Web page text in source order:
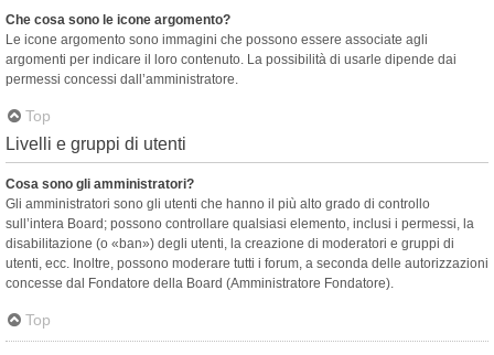
Che cosa sono le icone argomento?
Le icone argomento sono immagini che possono essere associate agli
argomenti per indicare il loro contenuto. La possibilità di usarle dipende dai
permessi concessi dall’amministratore.
Top
Livelli e gruppi di utenti
Cosa sono gli amministratori?
Gli amministratori sono gli utenti che hanno il più alto grado di controllo
sull’intera Board; possono controllare qualsiasi elemento, inclusi i permessi, la
disabilitazione (o «ban») degli utenti, la creazione di moderatori e gruppi di
utenti, ecc. Inoltre, possono moderare tutti i forum, a seconda delle autorizzazioni
concesse dal Fondatore della Board (Amministratore Fondatore).
Top